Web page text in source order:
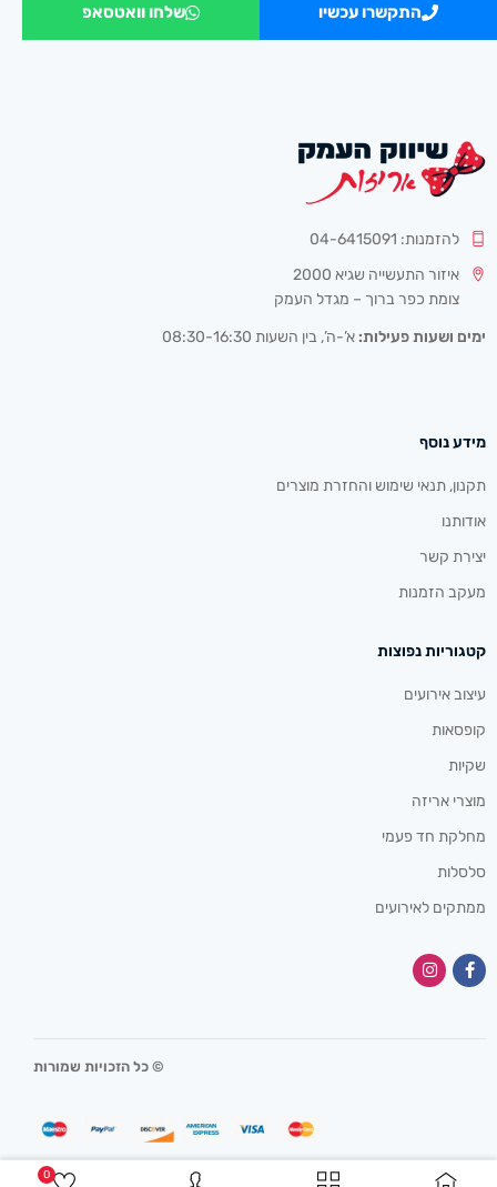
0
התקשרו עכשיו שלחו וואטסאפ
להזמנות: 04-6415091
איזור התעשייה שגיא 2000
צומת כפר ברוך – מגדל העמק
ימים ושעות פעילות: א’-ה’, בין השעות 08:30-16:30
מידע נוסף
תקנון, תנאי שימוש והחזרת מוצרים
אודותנו
יצירת קשר
מעקב הזמנות
קטגוריות נפוצות
עיצוב אירועים
קופסאות
שקיות
מוצרי אריזה
מחלקת חד פעמי
סלסלות
ממתקים לאירועים
© כל הזכויות שמורות